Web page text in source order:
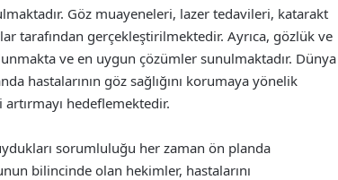
Göz muayeneleri, lazer tedavileri, katarakt
tarafından gerçekleştirilmektedir. Ayrıca, gözlük ve
ve en uygun çözümler sunulmaktadır. Dünya
hastalarının göz sağlığını korumaya yönelik
hedeflemektedir.
sorumluluğu her zaman ön planda
bilincinde olan hekimler, hastalarını